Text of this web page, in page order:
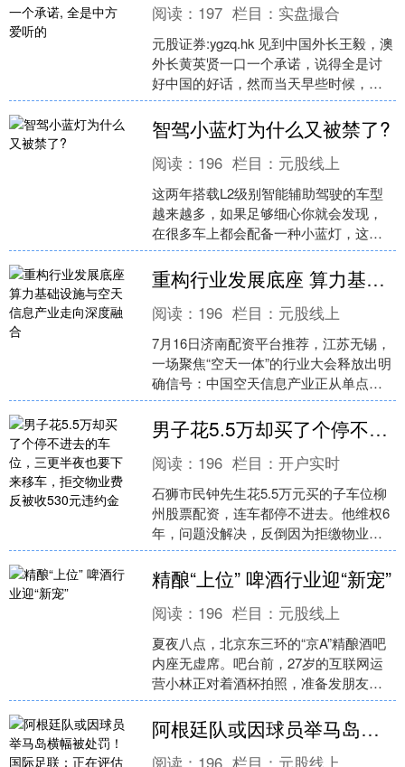
阅读： 197 栏目： 实盘撮合
元股证券:ygzq.hk 见到中国外长王毅，澳
外长黄英贤一口一个承诺，说得全是讨
好中国的好话，然而当天早些时候，她
还在指责中方试射导弹，这前后割裂的
话语，简直是....
智驾小蓝灯为什么又被禁了?
阅读： 196 栏目： 元股线上
这两年搭载L2级别智能辅助驾驶的车型
越来越多，如果足够细心你就会发现，
在很多车上都会配备一种小蓝灯，这就
是我们俗称的“智驾小蓝灯”。普遍都会设
计在两个外后视镜上....
重构行业发展底座 算力基础设施与空天信息产业走向深度融合
阅读： 196 栏目： 元股线上
7月16日济南配资平台推荐，江苏无锡，
一场聚焦“空天一体”的行业大会释放出明
确信号：中国空天信息产业正从单点技
术突破加速迈向体系化生态构建。随着
低轨卫星星座加速....
男子花5.5万却买了个停不进去的车位，三更半夜也要下来移车，拒交物业费反被收530元违约金
阅读： 196 栏目：开户实时
石狮市民钟先生花5.5万元买的子车位柳
州股票配资，连车都停不进去。他维权6
年，问题没解决，反倒因为拒缴物业
费，被物业收了530元违约金。 2014
年，钟先生在石....
精酿“上位” 啤酒行业迎“新宠”
阅读： 196 栏目： 元股线上
夏夜八点，北京东三环的“京A”精酿酒吧
内座无虚席。吧台前，27岁的互联网运
营小林正对着酒杯拍照，准备发朋友
圈。“我喜欢尝试各种水果味的酸啤，今
天这杯浑浊IPA口....
阿根廷队或因球员举马岛横幅被处罚！国际足联：正在评估报告
阅读： 196 栏目： 元股线上